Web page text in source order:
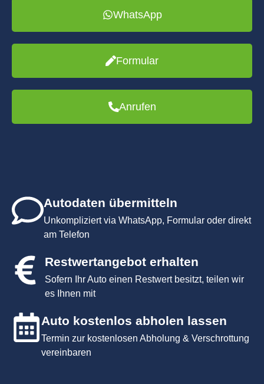
WhatsApp
Formular
Anrufen
Autodaten übermitteln
Unkompliziert via WhatsApp, Formular oder direkt
am Telefon
Restwertangebot erhalten
Sofern Ihr Auto einen Restwert besitzt, teilen wir
es Ihnen mit
Auto kostenlos abholen lassen
Termin zur kostenlosen Abholung & Verschrottung
vereinbaren